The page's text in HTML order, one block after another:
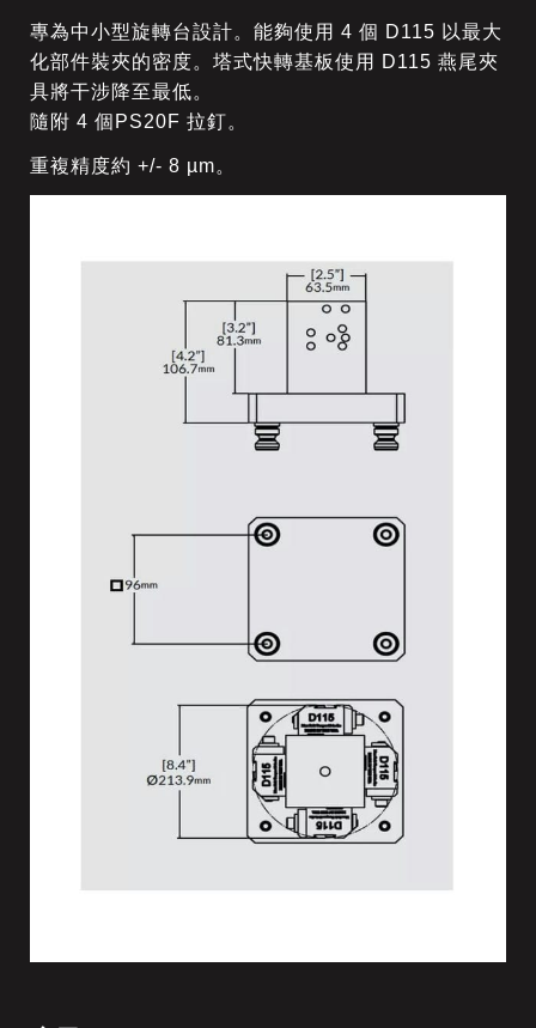
專為中小型旋轉台設計。能夠使用 4 個 D115 以最大
化部件裝夾的密度。塔式快轉基板使用 D115 燕尾夾
具將干涉降至最低。
隨附 4 個PS20F 拉釘。
重複精度約 +/- 8 µm。